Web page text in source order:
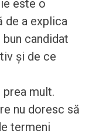
este o
de a explica
candidat
și de ce
prea mult.
nu doresc să
termeni